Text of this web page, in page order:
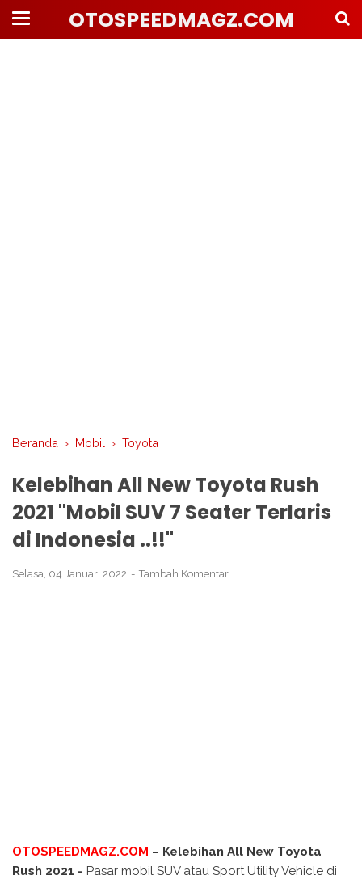
OTOSPEEDMAGZ.COM
Beranda › Mobil › Toyota
Kelebihan All New Toyota Rush
2021 "Mobil SUV 7 Seater Terlaris
di Indonesia ..!!"
Selasa, 04 Januari 2022 Tambah Komentar
OTOSPEEDMAGZ.COM – Kelebihan All New Toyota
Rush 2021 - Pasar mobil SUV atau Sport Utility Vehicle di